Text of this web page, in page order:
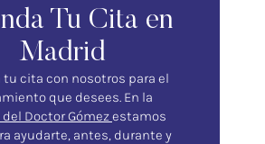
Tu Cita en
Madrid
tu cita con nosotros para el
que desees. En la
Doctor Gómezestamos
ayudarte, antes, durante y